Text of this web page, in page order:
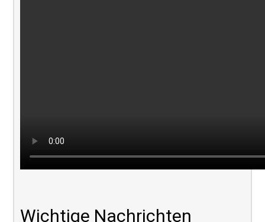
Wichtige Nachrichten